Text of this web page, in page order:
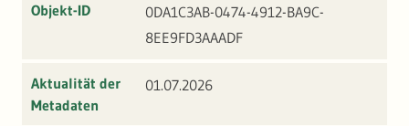
Objekt-ID
0DA1C3AB-0474-4912-BA9C-
8EE9FD3AAADF
Aktualität der
Metadaten
01.07.2026